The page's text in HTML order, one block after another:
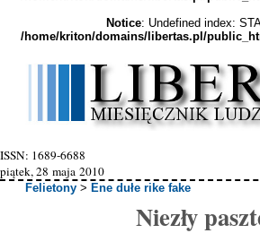
Notice: Undefined index:
/home/kriton/domains/libertas.pl/
ISSN: 1689-6688
piątek, 28 maja 2010
Felietony >Ene dułe rike fake
Niezły